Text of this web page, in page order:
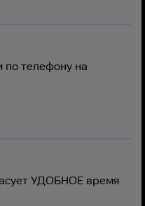
по телефону на
УДОБНОЕ время